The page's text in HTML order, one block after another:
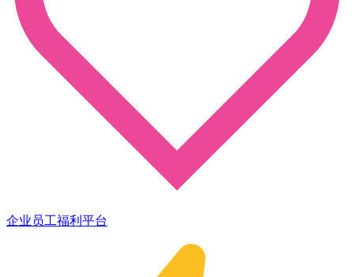
企业员工福利平台